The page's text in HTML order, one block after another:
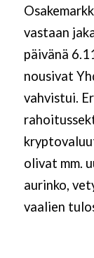
vastaan
päivänä
nousivat
vahvistui.
olivat mm.
aurinko,
vaalien